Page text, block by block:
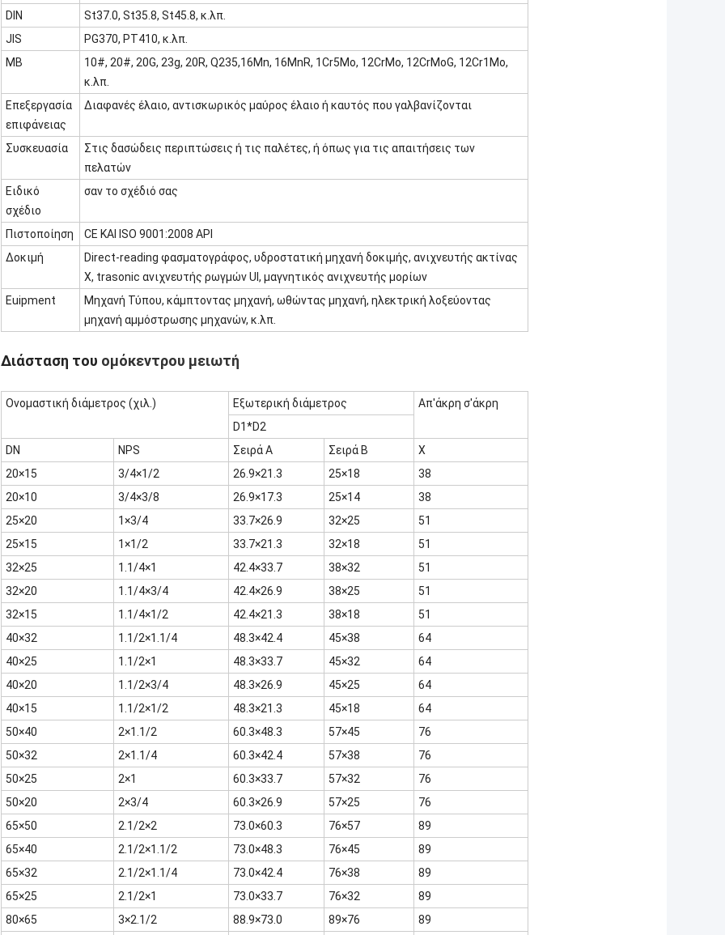
DIN
St37.0, St35.8, St45.8, κ.λπ.
JIS
PG370, PT410, κ.λπ.
ΜΒ
10#, 20#, 20G, 23g, 20R, Q235,16Mn, 16MnR, 1Cr5Mo, 12CrMo, 12CrMoG, 12Cr1Mo,
κ.λπ.
Επεξεργασία
επιφάνειας
Διαφανές έλαιο, αντισκωρικός μαύρος έλαιο ή καυτός που γαλβανίζονται
Συσκευασία
Στις δασώδεις περιπτώσεις ή τις παλέτες, ή όπως για τις απαιτήσεις των
πελατών
Ειδικό
σχέδιο
σαν το σχέδιό σας
Πιστοποίηση
CE ΚΑΙ ISO 9001:2008 API
Δοκιμή
Direct-reading φασματογράφος, υδροστατική μηχανή δοκιμής, ανιχνευτής ακτίνας
X, trasonic ανιχνευτής ρωγμών UI, μαγνητικός ανιχνευτής μορίων
Euipment
Μηχανή Τύπου, κάμπτοντας μηχανή, ωθώντας μηχανή, ηλεκτρική λοξεύοντας
μηχανή αμμόστρωσης μηχανών, κ.λπ.
Διάσταση του ομόκεντρου μειωτή
Ονομαστική διάμετρος (χιλ.) Εξωτερική διάμετρος
Απ'άκρη σ'άκρη
D1*D2
DN
NPS Σειρά Α Σειρά Β
Χ
20×15
3/4×1/2 26.9×21.3 25×18
38
20×10
3/4×3/8 26.9×17.3 25×14
38
25×20
1×3/4 33.7×26.9 32×25
51
25×15
1×1/2 33.7×21.3 32×18
51
32×25
1.1/4×1 42.4×33.7 38×32
51
32×20
1.1/4×3/4 42.4×26.9 38×25
51
32×15
1.1/4×1/2 42.4×21.3 38×18
51
40×32
1.1/2×1.1/4 48.3×42.4 45×38
64
40×25
1.1/2×1 48.3×33.7 45×32
64
40×20
1.1/2×3/4 48.3×26.9 45×25
64
40×15
1.1/2×1/2 48.3×21.3 45×18
64
50×40
2×1.1/2 60.3×48.3 57×45
76
50×32
2×1.1/4 60.3×42.4 57×38
76
50×25
2×1 60.3×33.7 57×32
76
50×20
2×3/4 60.3×26.9 57×25
76
65×50
2.1/2×2 73.0×60.3 76×57
89
65×40
2.1/2×1.1/2 73.0×48.3 76×45
89
65×32
2.1/2×1.1/4 73.0×42.4 76×38
89
65×25
2.1/2×1 73.0×33.7 76×32
89
80×65
3×2.1/2 88.9×73.0 89×76
89